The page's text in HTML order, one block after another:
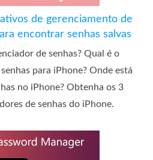
de gerenciamento de
encontrar senhas salvas
de senhas? Qual é o
para iPhone? Onde está
no iPhone? Obtenha os 3
de senhas do iPhone.